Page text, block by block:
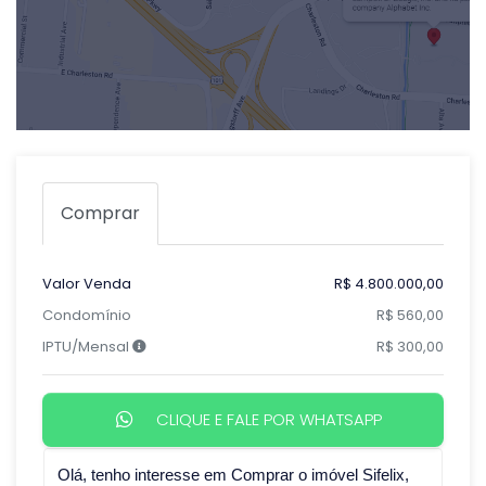
Comprar
Valor Venda
R$ 4.800.000,00
Condomínio
R$ 560,00
IPTU/Mensal
R$ 300,00
CLIQUE E FALE POR WHATSAPP